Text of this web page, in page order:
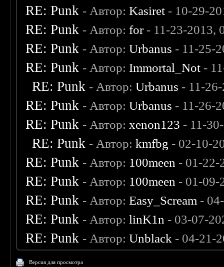
RE: Punk - Автор:Kasiret - 10-29-
RE: Punk - Автор:for- 11-23-2013,
RE: Punk - Автор:Urbanus - 11-25-
RE: Punk - Автор: Immortal_Not -
RE: Punk - Автор:Urbanus - 11-
RE: Punk - Автор:Urbanus - 11-26-
RE: Punk - Автор:xenon123 - 11-
RE: Punk - Автор:kmfbg - 02-10-
RE: Punk - Автор: 100meen - 01-22-
RE: Punk - Автор: 100meen - 01-09-
RE: Punk - Автор:Easy_Scream -
RE: Punk - Автор:linK1n - 03-07-
RE: Punk - Автор:Unblack - 04-21-
Версия для просмотра